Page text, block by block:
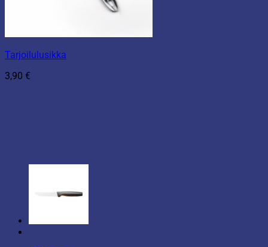
Tarjoilulusikka
3,90 €